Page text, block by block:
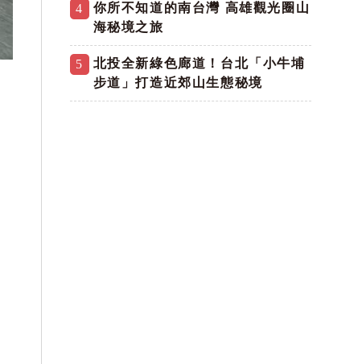
4
你所不知道的南台灣 高雄觀光圈山
海秘境之旅
5
北投全新綠色廊道！台北「小牛埔
步道」打造近郊山生態秘境